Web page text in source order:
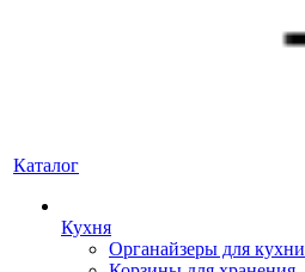
Каталог
Кухня
Органайзеры для кухни